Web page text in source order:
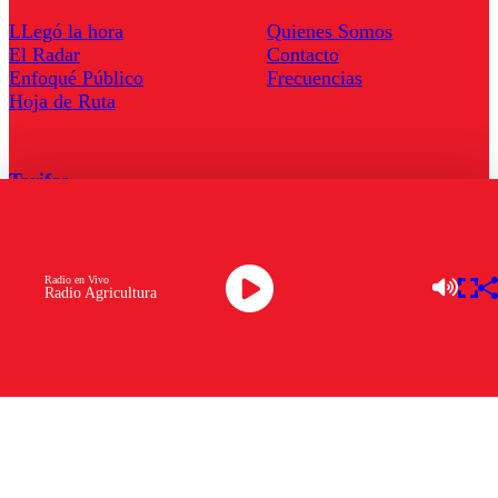
Radio Agricultura
Radio en Vivo
LLegó la hora
El Radar
Enfoqué Público
Hoja de Ruta
Quienes Somos
Contacto
Frecuencias
Tarifas
Descarga la APP